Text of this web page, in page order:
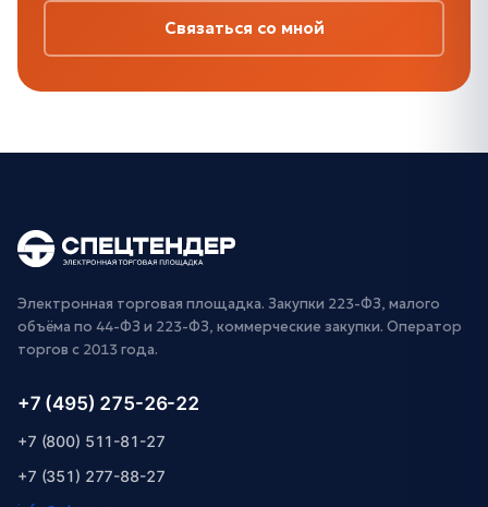
Связаться со мной
Электронная торговая площадка. Закупки 223-ФЗ, малого
объёма по 44-ФЗ и 223-ФЗ, коммерческие закупки. Оператор
торгов с 2013 года.
+7 (495) 275-26-22
+7 (800) 511-81-27
+7 (351) 277-88-27